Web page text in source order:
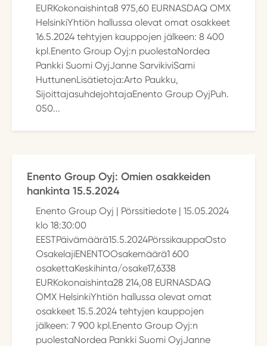
EURKokonaishinta8 975,60 EURNASDAQ OMX
HelsinkiYhtiön hallussa olevat omat osakkeet
16.5.2024 tehtyjen kauppojen jälkeen: 8 400
kpl.Enento Group Oyj:n puolestaNordea
Pankki Suomi OyjJanne SarvikiviSami
HuttunenLisätietoja:Arto Paukku,
SijoittajasuhdejohtajaEnento Group OyjPuh.
050...
Enento Group Oyj: Omien osakkeiden
hankinta 15.5.2024
Enento Group Oyj | Pörssitiedote | 15.05.2024
klo 18:30:00
EESTPäivämäärä15.5.2024PörssikauppaOsto
OsakelajiENENTOOsakemäärä1 600
osakettaKeskihinta/osake17,6338
EURKokonaishinta28 214,08 EURNASDAQ
OMX HelsinkiYhtiön hallussa olevat omat
osakkeet 15.5.2024 tehtyjen kauppojen
jälkeen: 7 900 kpl.Enento Group Oyj:n
puolestaNordea Pankki Suomi OyjJanne